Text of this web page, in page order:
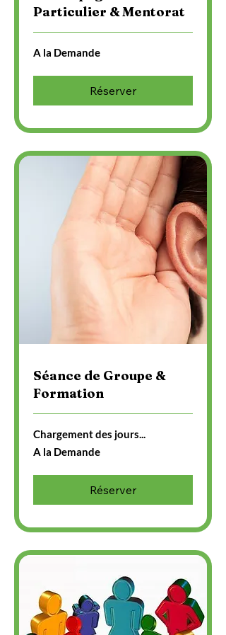
Particulier & Mentorat
A
la
A la Demande
Réserver
Séance de Groupe &
Formation
Chargement des jours...
A
la
A la Demande
Réserver